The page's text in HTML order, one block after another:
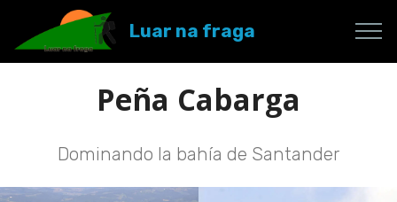
Luar na fraga
Peña Cabarga
Dominando la bahía de Santander